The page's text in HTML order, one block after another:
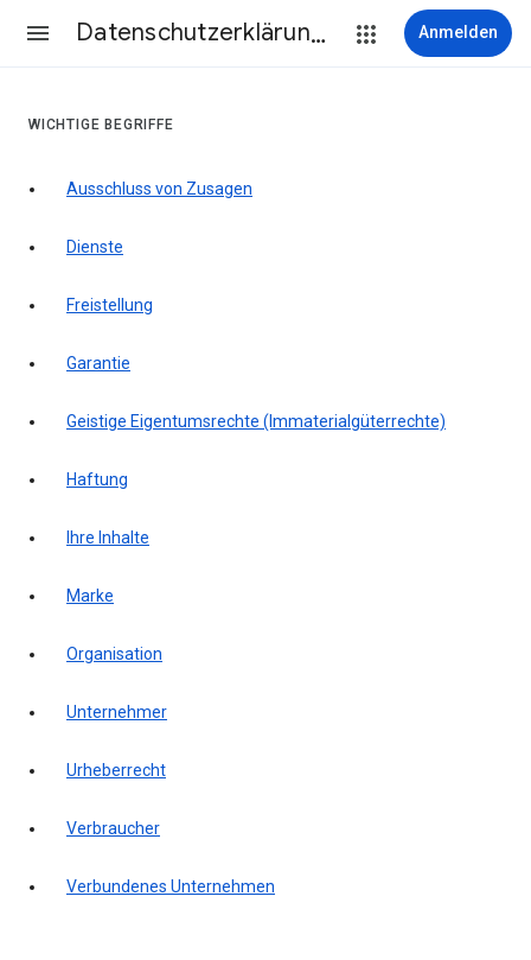
Datenschutzerklärung & Nutzungsbedingungen Anmelden
WICHTIGE BEGRIFFE
Ausschluss von Zusagen
Dienste
Freistellung
Garantie
Geistige Eigentumsrechte (Immaterialgüterrechte)
Haftung
Ihre Inhalte
Marke
Organisation
Unternehmer
Urheberrecht
Verbraucher
Verbundenes Unternehmen